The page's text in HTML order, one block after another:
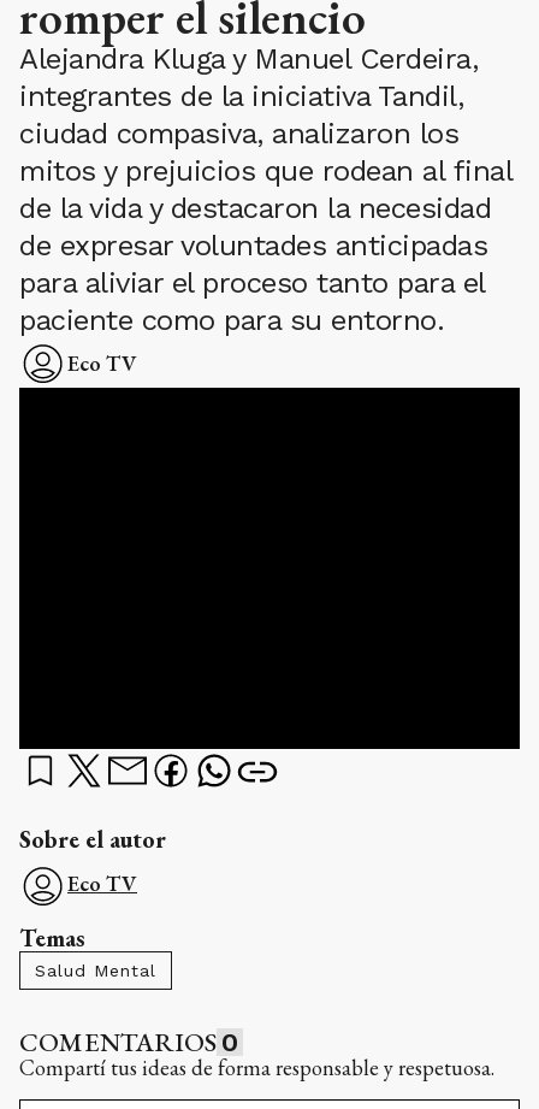
romper el silencio
Alejandra Kluga y Manuel Cerdeira,
integrantes de la iniciativa Tandil,
ciudad compasiva, analizaron los
mitos y prejuicios que rodean al final
de la vida y destacaron la necesidad
de expresar voluntades anticipadas
para aliviar el proceso tanto para el
paciente como para su entorno.
Eco TV
Sobre el autor
Eco TV
Temas
Salud Mental
COMENTARIOS 0
Compartí tus ideas de forma responsable y respetuosa.